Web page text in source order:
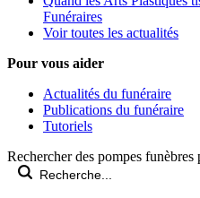
Funéraires
Voir toutes les actualités
Pour vous aider
Actualités du funéraire
Publications du funéraire
Tutoriels
Rechercher des pompes